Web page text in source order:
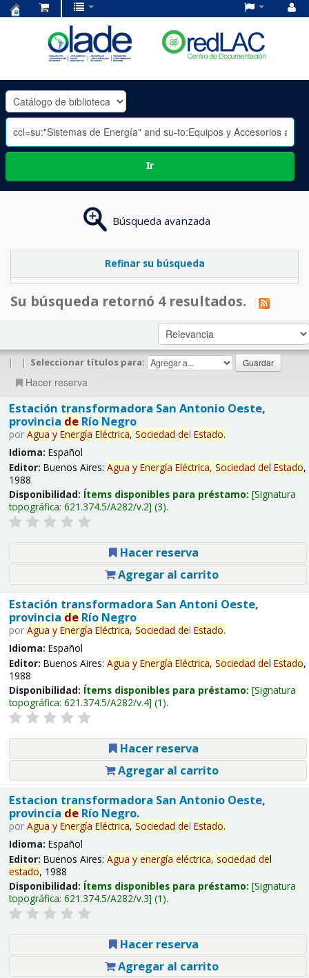
OLADE
-
Ir
Búsqueda avanzada
Refinar su búsqueda
Su búsqueda retornó 4 resultados.
| | Seleccionar títulos para:
Hacer reserva
Estación transformadora San Antonio Oeste,
provincia deRío Negro
por Agua y Energía Eléctrica, Sociedad del Estado.
Idioma: Español
Editor: Buenos Aires: Agua y Energía Eléctrica, Sociedad del Estado,
1988
Disponibilidad: Ítems disponibles para préstamo: Signatura
topográfica: 621.374.5/A282/v.2 (3).
Hacer reserva
Agregar al carrito
Estación transformadora San Antoni Oeste,
provincia deRío Negro
por Agua y Energía Eléctrica, Sociedad del Estado.
Idioma: Español
Editor: Buenos Aires: Agua y Energía Eléctrica, Sociedad del Estado,
1988
Disponibilidad: Ítems disponibles para préstamo: Signatura
topográfica: 621.374.5/A282/v.4 (1).
Hacer reserva
Agregar al carrito
Estacion transformadora San Antonio Oeste,
provincia deRío Negro.
por Agua y Energía Eléctrica, Sociedad del Estado.
Idioma: Español
Editor: Buenos Aires: Agua y energía eléctrica, sociedad del
estado, 1988
Disponibilidad: Ítems disponibles para préstamo: Signatura
topográfica: 621.374.5/A282/v.3 (1).
Hacer reserva
Agregar al carrito